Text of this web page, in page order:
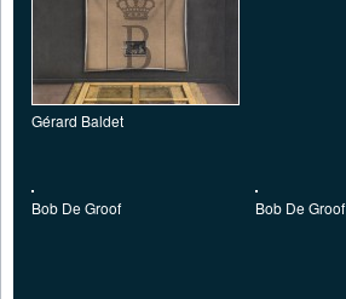
Gérard Baldet
Bob De Groof Bob De Groof